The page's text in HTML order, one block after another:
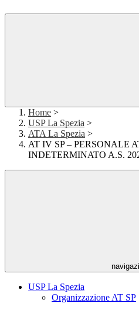
Home >
USP La Spezia >
ATA La Spezia >
AT IV SP – PERSONALE
INDETERMINATO A.S.
USP La Spezia
Organizzazione AT SP